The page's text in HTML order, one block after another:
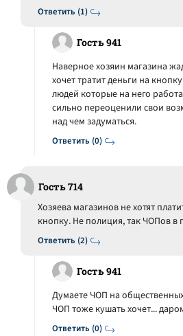
Ответить (1)
Гость 941
Ответить (0)
Наверное хозяин магазина
хочет тратит деньги на
людей которые на него
сильно переоценили свои
над чем задуматься.
Гость 714
Ответить (2)
Хозяева магазинов не хотят
кнопку. Не полиция, так ЧОПов в
Гость 941
Ответить (0)
Думаете ЧОП на
ЧОП тоже кушать хочет...